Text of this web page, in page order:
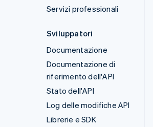
Servizi professionali
Sviluppatori
Documentazione
Documentazione di
riferimento dell'API
Stato dell'API
Log delle modifiche API
Librerie e SDK